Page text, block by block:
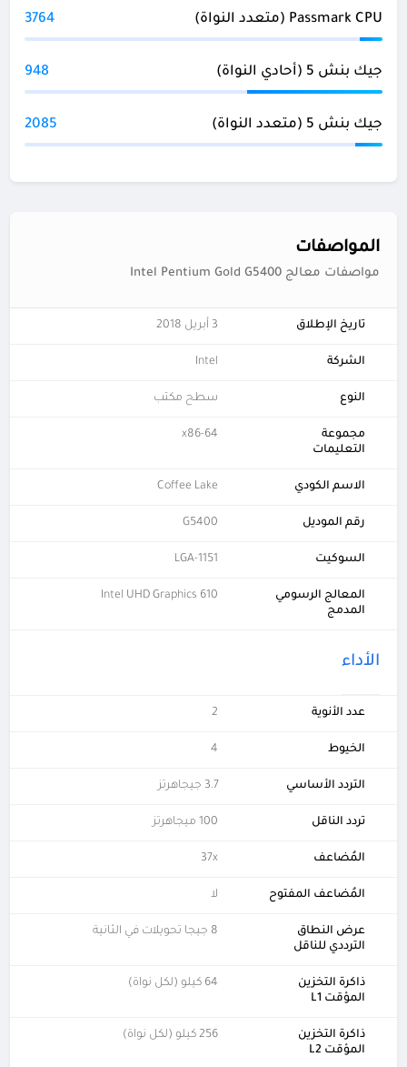
Passmark CPU (متعدد النواة) 3764
جيك بنش 5 (أحادي النواة) 948
جيك بنش 5 (متعدد النواة) 2085
المواصفات
مواصفات معالج Intel Pentium Gold G5400
تاريخ الإطلاق 3 أبريل 2018
الشركة Intel
النوع سطح مكتب
مجموعة
التعليمات
x86-64
الاسم الكودي Coffee Lake
رقم الموديل G5400
السوكيت LGA-1151
المعالج الرسومي
المدمج
Intel UHD Graphics 610
الأداء
عدد الأنوية 2
الخيوط 4
التردد الأساسي 3.7 جيجاهرتز
تردد الناقل 100 ميجاهرتز
المُضاعف 37x
المُضاعف المفتوح لا
عرض النطاق
الترددي للناقل
8 جيجا تحويلات في الثانية
ذاكرة التخزين
المؤقت L1
64 كيلو (لكل نواة)
ذاكرة التخزين
المؤقت L2
256 كيلو (لكل نواة)